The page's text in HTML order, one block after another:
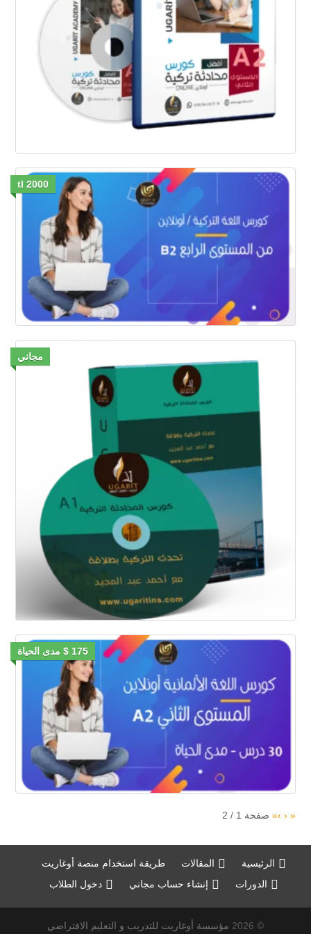
2000 tl
مجاني
175 $ مدى الحياة
«
‹
›
» صفحة 1
/
2
الرئيسية المقالات
طريقة استخدام منصة أوغاريت
الدورات
إنشاء حساب مجاني دخول الطلاب
© 2026 مؤسسة أوغاريت للتدريب و التعليم الافتراضي